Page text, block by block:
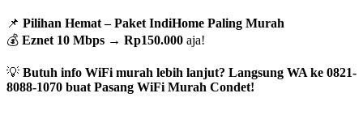
📌 Pilihan Hemat – Paket IndiHome Paling Murah
💰 Eznet 10 Mbps → Rp150.000 aja!
💡 Butuh info WiFi murah lebih lanjut? Langsung WA ke 0821-
8088-1070 buat Pasang WiFi Murah Condet!